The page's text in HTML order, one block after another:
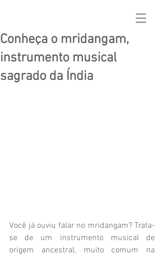
Conheça o mridangam,
instrumento musical
sagrado da Índia
Você já ouviu falar no mridangam? Trata-
se de um instrumento musical de
origem ancestral, muito comum na